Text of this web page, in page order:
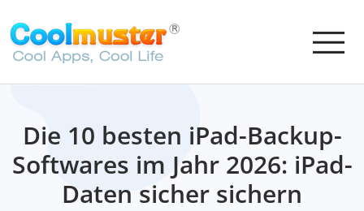
Die 10 besten iPad-Backup-
Softwares im Jahr 2026: iPad-
Daten sicher sichern